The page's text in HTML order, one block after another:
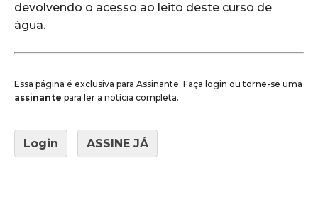
devolvendo o acesso ao leito deste curso de
água.
Essa página é exclusiva para Assinante. Faça login ou torne-se uma
assinante para ler a notícia completa.
Login ASSINE JÁ